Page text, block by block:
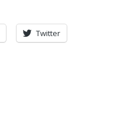
Twitter